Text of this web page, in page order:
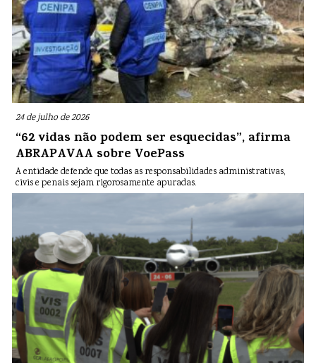
24 de julho de 2026
“62 vidas não podem ser esquecidas”, afirma
ABRAPAVAA sobre VoePass
A entidade defende que todas as responsabilidades administrativas,
civis e penais sejam rigorosamente apuradas.